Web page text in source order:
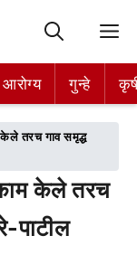
आरोग्य गुन्हे
आरोग्य गुन्हे
केले तरच गाव समृद्ध
केले तरच
पाटील